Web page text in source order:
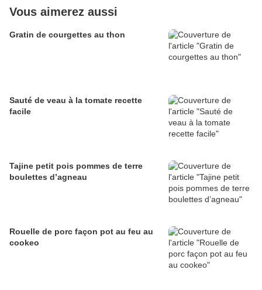
Vous aimerez aussi
Gratin de courgettes au thon
Sauté de veau à la tomate recette
facile
Tajine petit pois pommes de terre
boulettes d’agneau
Rouelle de porc façon pot au feu au
cookeo